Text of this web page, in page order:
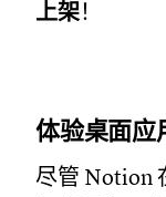
上架！
体验桌面应
尽管 Notion